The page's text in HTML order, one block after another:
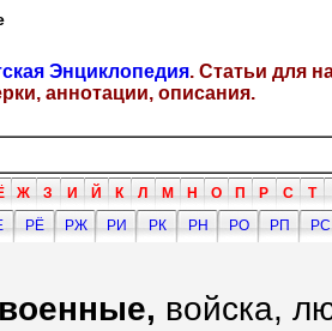
Энциклопедия. Статьи для
аннотации, описания.
Ж З И Й К Л М Н О П Р С Т
РЁ РЖ РИ РК РН РО РП
РС
военные, войска,